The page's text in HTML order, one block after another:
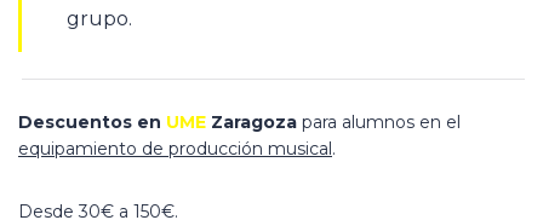
grupo.
Descuentos en UME Zaragoza para alumnos en el
equipamiento de producción musical.
Desde 30€ a 150€.